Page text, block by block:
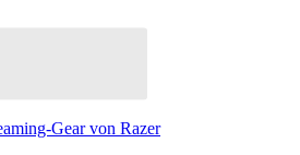
Gear von Razer